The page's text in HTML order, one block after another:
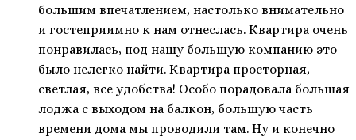
большим впечатлением, настолько внимательно
и гостеприимно к нам отнеслась. Квартира очень
понравилась, под нашу большую компанию это
было нелегко найти. Квартира просторная,
светлая, все удобства! Особо порадовала большая
лоджа с выходом на балкон, большую часть
времени дома мы проводили там. Ну и конечно